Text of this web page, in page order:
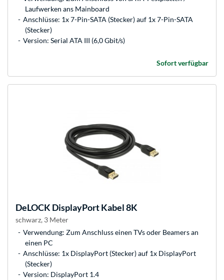
Laufwerken ans Mainboard
Anschlüsse: 1x 7-Pin-SATA (Stecker) auf 1x 7-Pin-SATA
(Stecker)
Version: Serial ATA III (6,0 Gbit/s)
Sofort verfügbar
DeLOCK DisplayPort Kabel 8K
schwarz, 3 Meter
Verwendung: Zum Anschluss einen TVs oder Beamers an
einen PC
Anschlüsse: 1x DisplayPort (Stecker) auf 1x DisplayPort
(Stecker)
Version: DisplayPort 1.4